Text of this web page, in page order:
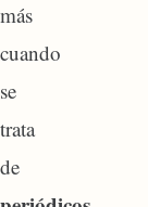
más
cuando
se
trata
de